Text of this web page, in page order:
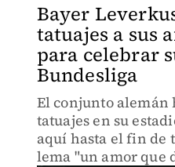
Bayer
tatuajes a sus
para celebrar
Bundesliga
El conjunto
tatuajes en su
aquí hasta el fin de
lema "un amor que